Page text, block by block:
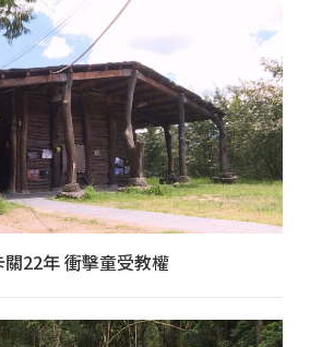
22年 衝擊童受教權